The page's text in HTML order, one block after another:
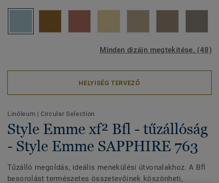
Minden dizájn megtekitése. (48)
HELYISÉG TERVEZŐ
Linóleum | Circular Selection
Style Emme xf² Bfl - tűzállóság
- Style Emme SAPPHIRE 763
Tűzálló megoldás, ideális menekülési útvonalakhoz. A Bfl
besorolást természetes összetevőinek köszönheti,